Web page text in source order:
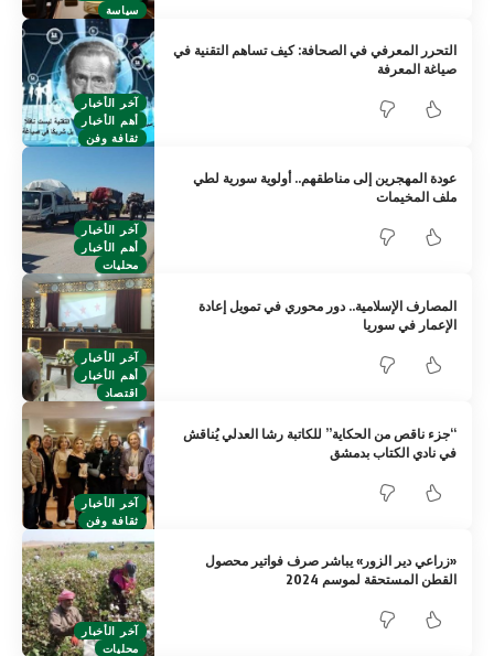
سياسة
آخر الأخبار
أهم الأخبار
ثقافة وفن
التحرر المعرفي في الصحافة: كيف تساهم التقنية في
صياغة المعرفة
آخر الأخبار
أهم الأخبار
محليات
عودة المهجرين إلى مناطقهم.. أولوية سورية لطي
ملف المخيمات
آخر الأخبار
أهم الأخبار
اقتصاد
المصارف الإسلامية.. دور محوري في تمويل إعادة
الإعمار في سوريا
آخر الأخبار
ثقافة وفن
“جزء ناقص من الحكاية” للكاتبة رشا العدلي يُناقش
في نادي الكتاب بدمشق
آخر الأخبار
محليات
«زراعي دير الزور» يباشر صرف فواتير محصول
القطن المستحقة لموسم 2024